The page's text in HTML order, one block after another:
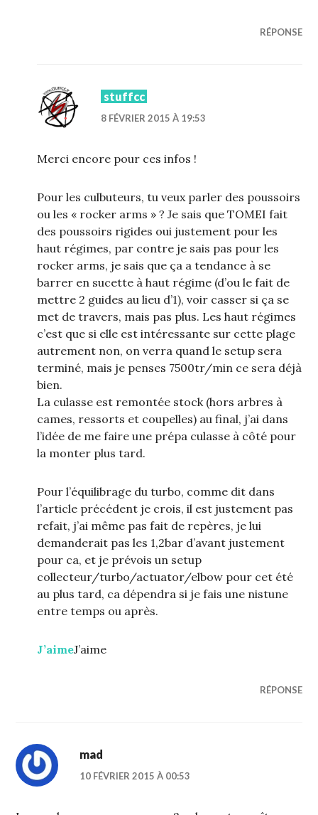
RÉPONSE
stuffcc
8 FÉVRIER 2015 À 19:53
Merci encore pour ces infos !
Pour les culbuteurs, tu veux parler des poussoirs
ou les « rocker arms » ? Je sais que TOMEI fait
des poussoirs rigides oui justement pour les
haut régimes, par contre je sais pas pour les
rocker arms, je sais que ça a tendance à se
barrer en sucette à haut régime (d’ou le fait de
mettre 2 guides au lieu d’1), voir casser si ça se
met de travers, mais pas plus. Les haut régimes
c’est que si elle est intéressante sur cette plage
autrement non, on verra quand le setup sera
terminé, mais je penses 7500tr/min ce sera déjà
bien.
La culasse est remontée stock (hors arbres à
cames, ressorts et coupelles) au final, j’ai dans
l’idée de me faire une prépa culasse à côté pour
la monter plus tard.
Pour l’équilibrage du turbo, comme dit dans
l’article précédent je crois, il est justement pas
refait, j’ai même pas fait de repères, je lui
demanderait pas les 1,2bar d’avant justement
pour ca, et je prévois un setup
collecteur/turbo/actuator/elbow pour cet été
au plus tard, ca dépendra si je fais une nistune
entre temps ou après.
J’aimeJ’aime
RÉPONSE
mad
10 FÉVRIER 2015 À 00:53